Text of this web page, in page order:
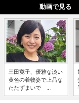
動画で見る
三田寛子、優雅な淡い
黄色の着物姿で上品な
たたずまいで ...